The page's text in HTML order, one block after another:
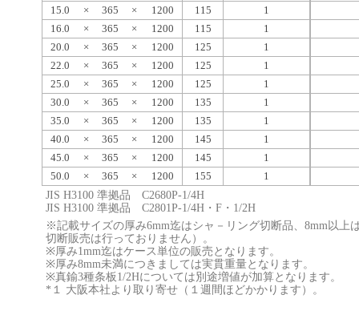
15.0
× 365 × 1200 115
1
16.0
× 365 × 1200 115
1
20.0
× 365 × 1200 125
1
22.0
× 365 × 1200 125
1
25.0
× 365 × 1200 125
1
30.0
× 365 × 1200 135
1
35.0
× 365 × 1200 135
1
40.0
× 365 × 1200 145
1
45.0
× 365 × 1200 145
1
50.0
× 365 × 1200 155 1
JIS H3100 準拠品 C2680P-1/4H
JIS H3100 準拠品 C2801P-1/4H・F・1/2H
※記載サイズの厚み6mm迄はシャ－リング切断品、8mm以上
切断販売は行っておりません）。
※厚み1mm迄はケース単位の販売となります。
※厚み8mm未満につきましては実貫重量となります。
※真鍮3種条板1/2Hについては別途増値が加算となります。
*１ 大阪本社より取り寄せ（１週間ほどかかります）。